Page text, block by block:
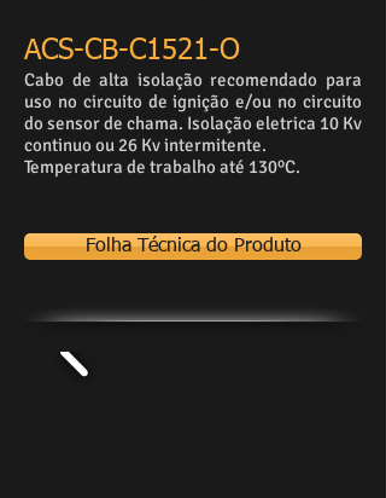
ACS-CB-C1521-O
Cabo de alta isolação recomendado para
uso no circuito de ignição e/ou no circuito
do sensor de chama. Isolação eletrica 10 Kv
continuo ou 26 Kv intermitente.
Temperatura de trabalho até 130ºC.
Folha Técnica do Produto